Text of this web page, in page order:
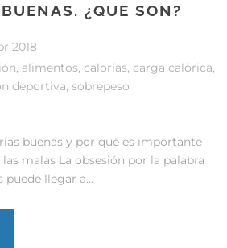
¿QUE SON?
2018
, alimentos, calorías, carga calórica,
deportiva, sobrepeso
buenas y por qué es importante
malas La obsesión por la palabra
puede llegar a...